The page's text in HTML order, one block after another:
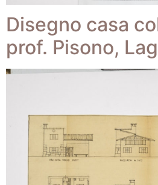
Disegno casa
prof. Pisono,